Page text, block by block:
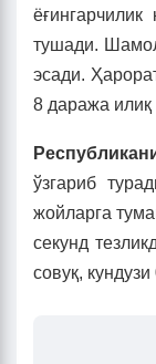
тушади.
эсади.
8 даража илиқ
ўзгариб
жойларга
секунд
совуқ,